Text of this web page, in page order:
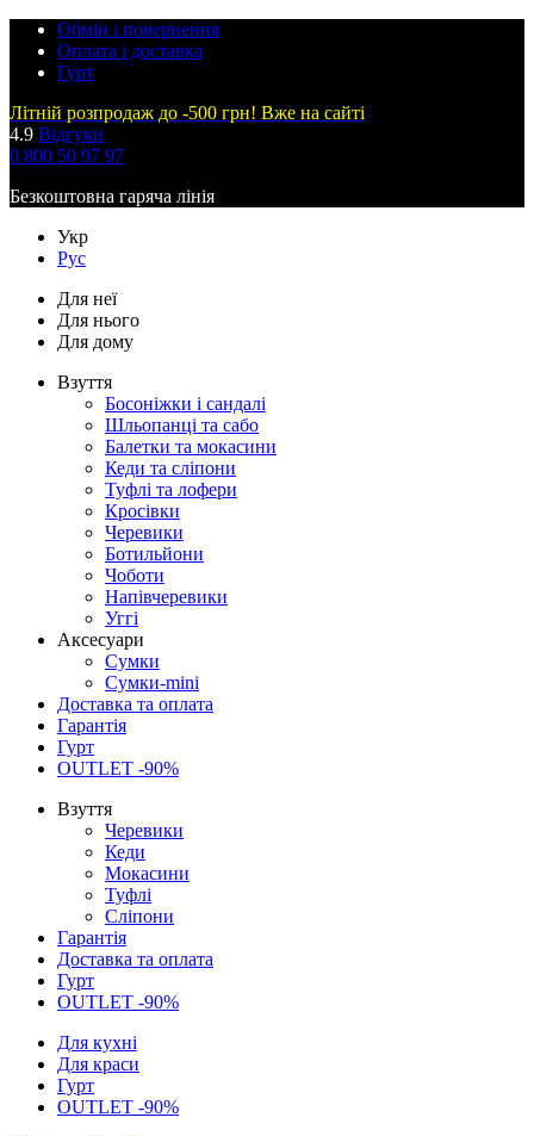
Обмін і повернення
Оплата і доставка
Гурт
Літній розпродаж до -500 грн! Вже на сайті
4.9 Відгуки
0 800 50 97 97
Безкоштовна гаряча лінія
Укр
Рус
Для неї
Для нього
Для дому
Взуття
Босоніжки і сандалі
Шльопанці та сабо
Балетки та мокасини
Кеди та сліпони
Туфлі та лофери
Кросівки
Черевики
Ботильйони
Чоботи
Напівчеревики
Уггі
Аксесуари
Сумки
Сумки-mini
Доставка та оплата
Гарантія
Гурт
OUTLET -90%
Взуття
Черевики
Кеди
Мокасини
Туфлі
Сліпони
Гарантія
Доставка та оплата
Гурт
OUTLET -90%
Для кухні
Для краси
Гурт
OUTLET -90%